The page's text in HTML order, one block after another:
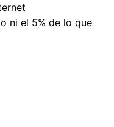
ni el 5% de lo que